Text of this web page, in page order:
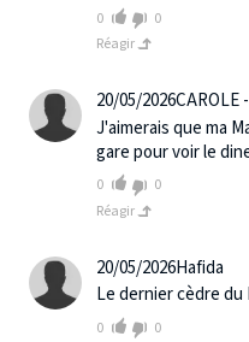
0
0
Réagir
20/05/2026CAROLE
J'aimerais que ma
gare pour voir le
0
0
Réagir
20/05/2026Hafida
Le dernier cèdre du
0
0